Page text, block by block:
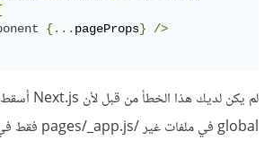
{
{...pageProps}
/>
global في ملفات غير /pages/_app.js فقط في الإصدارات الأخيرة